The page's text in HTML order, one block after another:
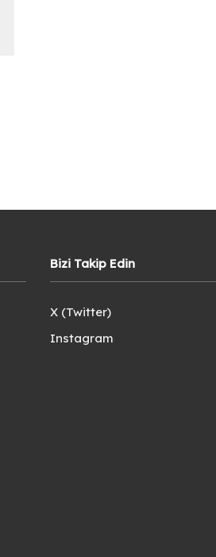
Bizi Takip Edin
X (Twitter)
Instagram